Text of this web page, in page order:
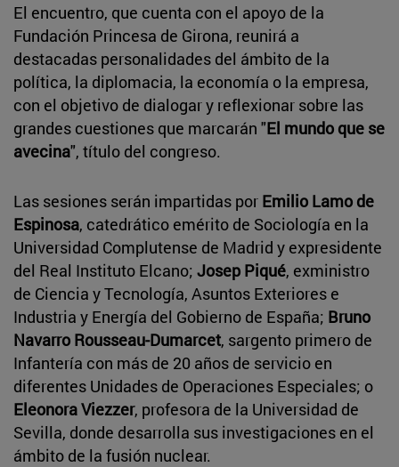
El encuentro, que cuenta con el apoyo de la
Fundación Princesa de Girona, reunirá a
destacadas personalidades del ámbito de la
política, la diplomacia, la economía o la empresa,
con el objetivo de dialogar y reflexionar sobre las
grandes cuestiones que marcarán "El mundo que se
avecina", título del congreso.
Las sesiones serán impartidas por Emilio Lamo de
Espinosa, catedrático emérito de Sociología en la
Universidad Complutense de Madrid y expresidente
del Real Instituto Elcano; Josep Piqué, exministro
de Ciencia y Tecnología, Asuntos Exteriores e
Industria y Energía del Gobierno de España; Bruno
Navarro Rousseau-Dumarcet, sargento primero de
Infantería con más de 20 años de servicio en
diferentes Unidades de Operaciones Especiales; o
Eleonora Viezzer, profesora de la Universidad de
Sevilla, donde desarrolla sus investigaciones en el
ámbito de la fusión nuclear.